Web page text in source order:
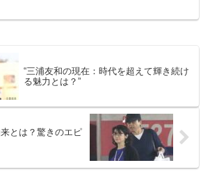
“三浦友和の現在：時代を超えて輝き続け
る魅力とは？”
とは？驚きのエピ